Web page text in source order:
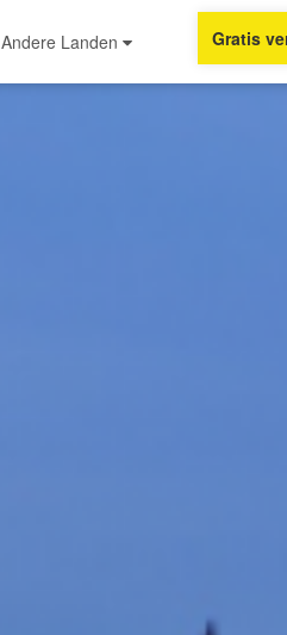
Andere Landen Gratis